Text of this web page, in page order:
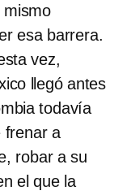
mismo
esa barrera.
vez,
llegó antes
todavía
frenar a
robar a su
el que la